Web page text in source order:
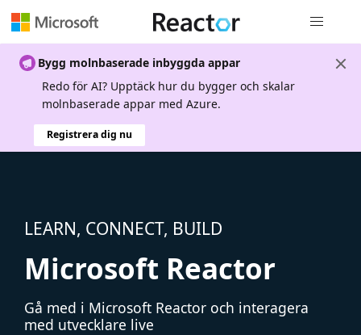
Bygg molnbaserade inbyggda appar
Redo för AI? Upptäck hur du bygger och skalar
molnbaserade appar med Azure.
Registrera dig nu
LEARN, CONNECT, BUILD
Microsoft Reactor
Gå med i Microsoft Reactor och interagera
med utvecklare live